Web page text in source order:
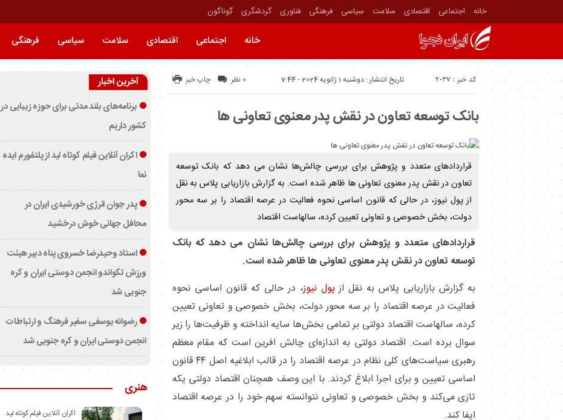
خانه اجتماعی اقتصادی سلامت سیاسی فرهنگی فناوری گردشگری گوناگون
خانه اجتماعی اقتصادی سلامت سیاسی فرهنگی
تاریخ انتشار : دوشنبه 1 ژانویه 2024 - 7:44 کد خبر : 2037 چاپ خبر 0 نظر
بانک توسعه تعاون در نقش پدر معنوی تعاونی ها
قرارداد‌های متعدد و پژوهش برای بررسی چالش‌ها نشان می دهد که بانک توسعه
تعاون در نقش پدر معنوی تعاونی ها ظاهر شده است. به گزارش بازاریابی پلاس به نقل
از پول نیوز، در حالی که قانون اساسی نحوه فعالیت در عرصه اقتصاد را بر سه محور
دولت، بخش خصوصی و تعاونی تعیین کرده، سالهاست اقتصاد
قرارداد‌های متعدد و پژوهش برای بررسی چالش‌ها نشان می دهد که بانک
توسعه تعاون در نقش پدر معنوی تعاونی ها ظاهر شده است.
به گزارش بازاریابی پلاس به نقل از پول نیوز، در حالی که قانون اساسی نحوه
فعالیت در عرصه اقتصاد را بر سه محور دولت، بخش خصوصی و تعاونی تعیین
کرده، سالهاست اقتصاد دولتی بر تمامی بخش‌ها سایه انداخته و ظرفیت‌ها را زیر
سوال برده است. اقتصاد دولتی به اندازه‌ای چالش افرین است که مقام معظم
رهبری سیاست‌های کلی نظام در عرصه اقتصاد را در قالب ابلاغیه اصل ۴۴ قانون
اساسی تعیین و برای اجرا ابلاغ کردند. با این وصف همچنان اقتصاد دولتی یکه
تازی می‌کند و بخش خصوصی و تعاونی نتوانسته سهم خود را در عرصه اقتصاد
ایفا کند.
آخرین اخبار
برنامه‌های بلند مدتی برای حوزه زیبایی در
کشور داریم
اکران آنلاین فیلم کوتاه لید از پلتفورم ایده
نما
پدر جوان انرژی خورشیدی ایران در
محافل جهانی خوش درخشید
استاد وحیدرضا خسروی پناه دبیر هیئت
ورزش تکواندو انجمن دوستی ایران و کره
جنوبی شد
رضوانه یوسفی سفیر فرهنگ و ارتباطات
انجمن دوستی ایران و کره جنوبی شد
هنری
اکران آنلاین فیلم کوتاه لید